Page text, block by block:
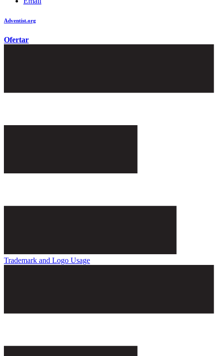
Adventist.org
Ofertar
Trademark and Logo Usage